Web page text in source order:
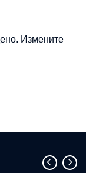
Измените